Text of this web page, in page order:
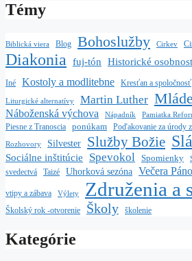
Témy
Biblická viera Blog Bohoslužby Cirkev
Diakonia fuj-tón Historické
Iné Kostoly a modlitebne Kresťan a spoločnosť
Liturgické alternatívy Martin Luther
Náboženská výchova Nápadník Pamiatka
Piesne z Tranoscia
ponúkam Poďakovanie za úrody
Rozhovory Silvester Služby Božie
Sociálne inštitúcie Spevokol Spomienky
svedectvá Taizé Uhorková sezóna Večera
vtipy a zábava Výlety Združenia a
Školský rok -otvorenie Školy školenie
Kategórie